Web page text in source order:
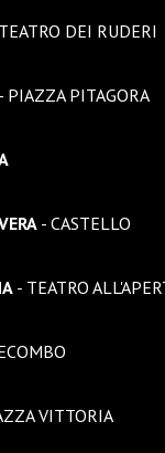
DEI RUDERI
- PIAZZA PITAGORA
- CASTELLO
- TEATRO
VITTORIA